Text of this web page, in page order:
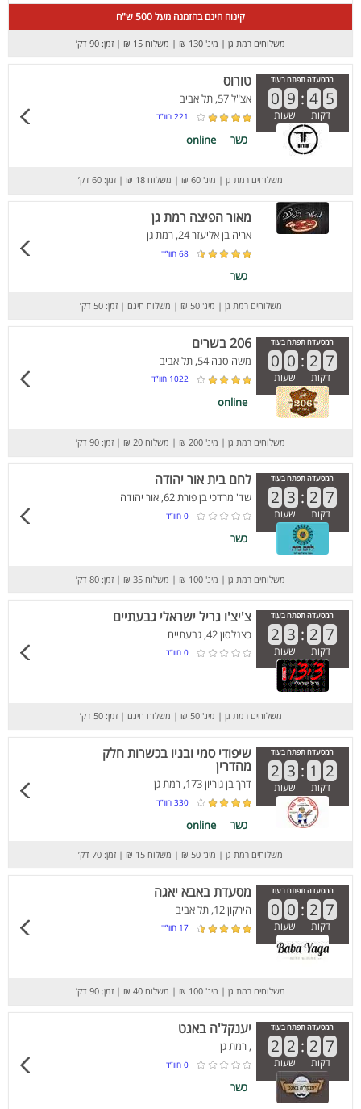
קינוח חינם בהזמנה מעל 500 ש"ח
משלוחים רמת גן | מינ' 130 ₪ | משלוח 15 ₪ | זמן: 90 דק’
המסעדה תפתח בעוד
0 9 : 4 5
דקות שעות
טורוס
אצ"ל 57, תל אביב
221 חוו”ד
כשר online
משלוחים רמת גן | מינ' 60 ₪ | משלוח 18 ₪ | זמן: 60 דק’
מאור הפיצה רמת גן
אריה בן אליעזר 24, רמת גן
68 חוו”ד
כשר
משלוחים רמת גן | מינ' 50 ₪ | משלוח חינם | זמן: 50 דק’
המסעדה תפתח בעוד
0 0 : 2 7
דקות שעות
206 בשרים
משה סנה 54, תל אביב
1022 חוו”ד
online
משלוחים רמת גן | מינ' 200 ₪ | משלוח 20 ₪ | זמן: 90 דק’
המסעדה תפתח בעוד
2 3 : 2 7
דקות שעות
לחם בית אור יהודה
שד' מרדכי בן פורת 62, אור יהודה
0 חוו”ד
כשר
משלוחים רמת גן | מינ' 100 ₪ | משלוח 35 ₪ | זמן: 80 דק’
המסעדה תפתח בעוד
2 3 : 2 7
דקות שעות
צ'יצ'ו גריל ישראלי גבעתיים
כצנלסון 42, גבעתיים
0 חוו”ד
משלוחים רמת גן | מינ' 50 ₪ | משלוח חינם | זמן: 50 דק’
המסעדה תפתח בעוד
2 3 : 1 2
דקות שעות
שיפודי סמי ובניו בכשרות חלק
מהדרין
דרך בן גוריון 173, רמת גן
330 חוו”ד
כשר online
משלוחים רמת גן | מינ' 50 ₪ | משלוח 15 ₪ | זמן: 70 דק’
המסעדה תפתח בעוד
0 0 : 2 7
דקות שעות
מסעדת באבא יאגה
הירקון 12, תל אביב
17 חוו”ד
משלוחים רמת גן | מינ' 100 ₪ | משלוח 40 ₪ | זמן: 90 דק’
המסעדה תפתח בעוד
2 2 : 2 7
דקות שעות
יענקל'ה באגט
, רמת גן
0 חוו”ד
כשר